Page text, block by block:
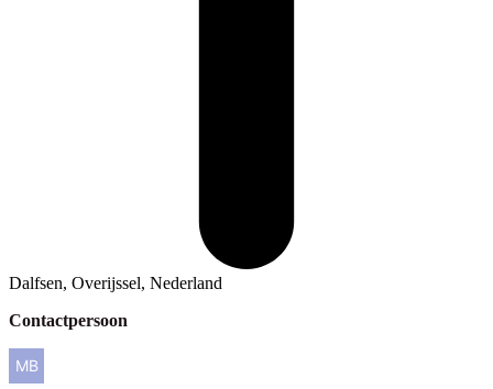
Dalfsen, Overijssel, Nederland
Contactpersoon